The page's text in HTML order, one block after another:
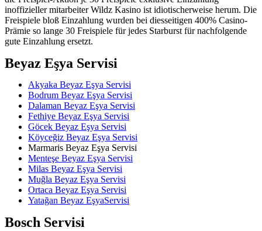
inoffizieller mitarbeiter Wildz Kasino ist idiotischerweise herum. Die
Freispiele bloß Einzahlung wurden bei diesseitigen 400% Casino-
Prämie so lange 30 Freispiele für jedes Starburst für nachfolgende
gute Einzahlung ersetzt.
Beyaz Eşya Servisi
Akyaka Beyaz Eşya Servisi
Bodrum Beyaz Eşya Servisi
Dalaman Beyaz Eşya Servisi
Fethiye Beyaz Eşya Servisi
Göcek Beyaz Eşya Servisi
Köyceğiz Beyaz Eşya Servisi
Marmaris Beyaz Eşya Servisi
Menteşe Beyaz Eşya Servisi
Milas Beyaz Eşya Servisi
Muğla Beyaz Eşya Servisi
Ortaca Beyaz Eşya Servisi
Yatağan Beyaz EşyaServisi
Bosch Servisi